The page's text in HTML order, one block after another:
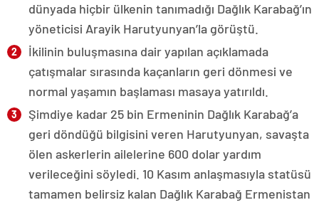
dünyada hiçbir ülkenin tanımadığı Dağlık Karabağ’ın
yöneticisi Arayik Harutyunyan’la görüştü.
İkilinin buluşmasına dair yapılan açıklamada
çatışmalar sırasında kaçanların geri dönmesi ve
normal yaşamın başlaması masaya yatırıldı.
Şimdiye kadar 25 bin Ermeninin Dağlık Karabağ’a
geri döndüğü bilgisini veren Harutyunyan, savaşta
ölen askerlerin ailelerine 600 dolar yardım
verileceğini söyledi. 10 Kasım anlaşmasıyla statüsü
tamamen belirsiz kalan Dağlık Karabağ Ermenistan